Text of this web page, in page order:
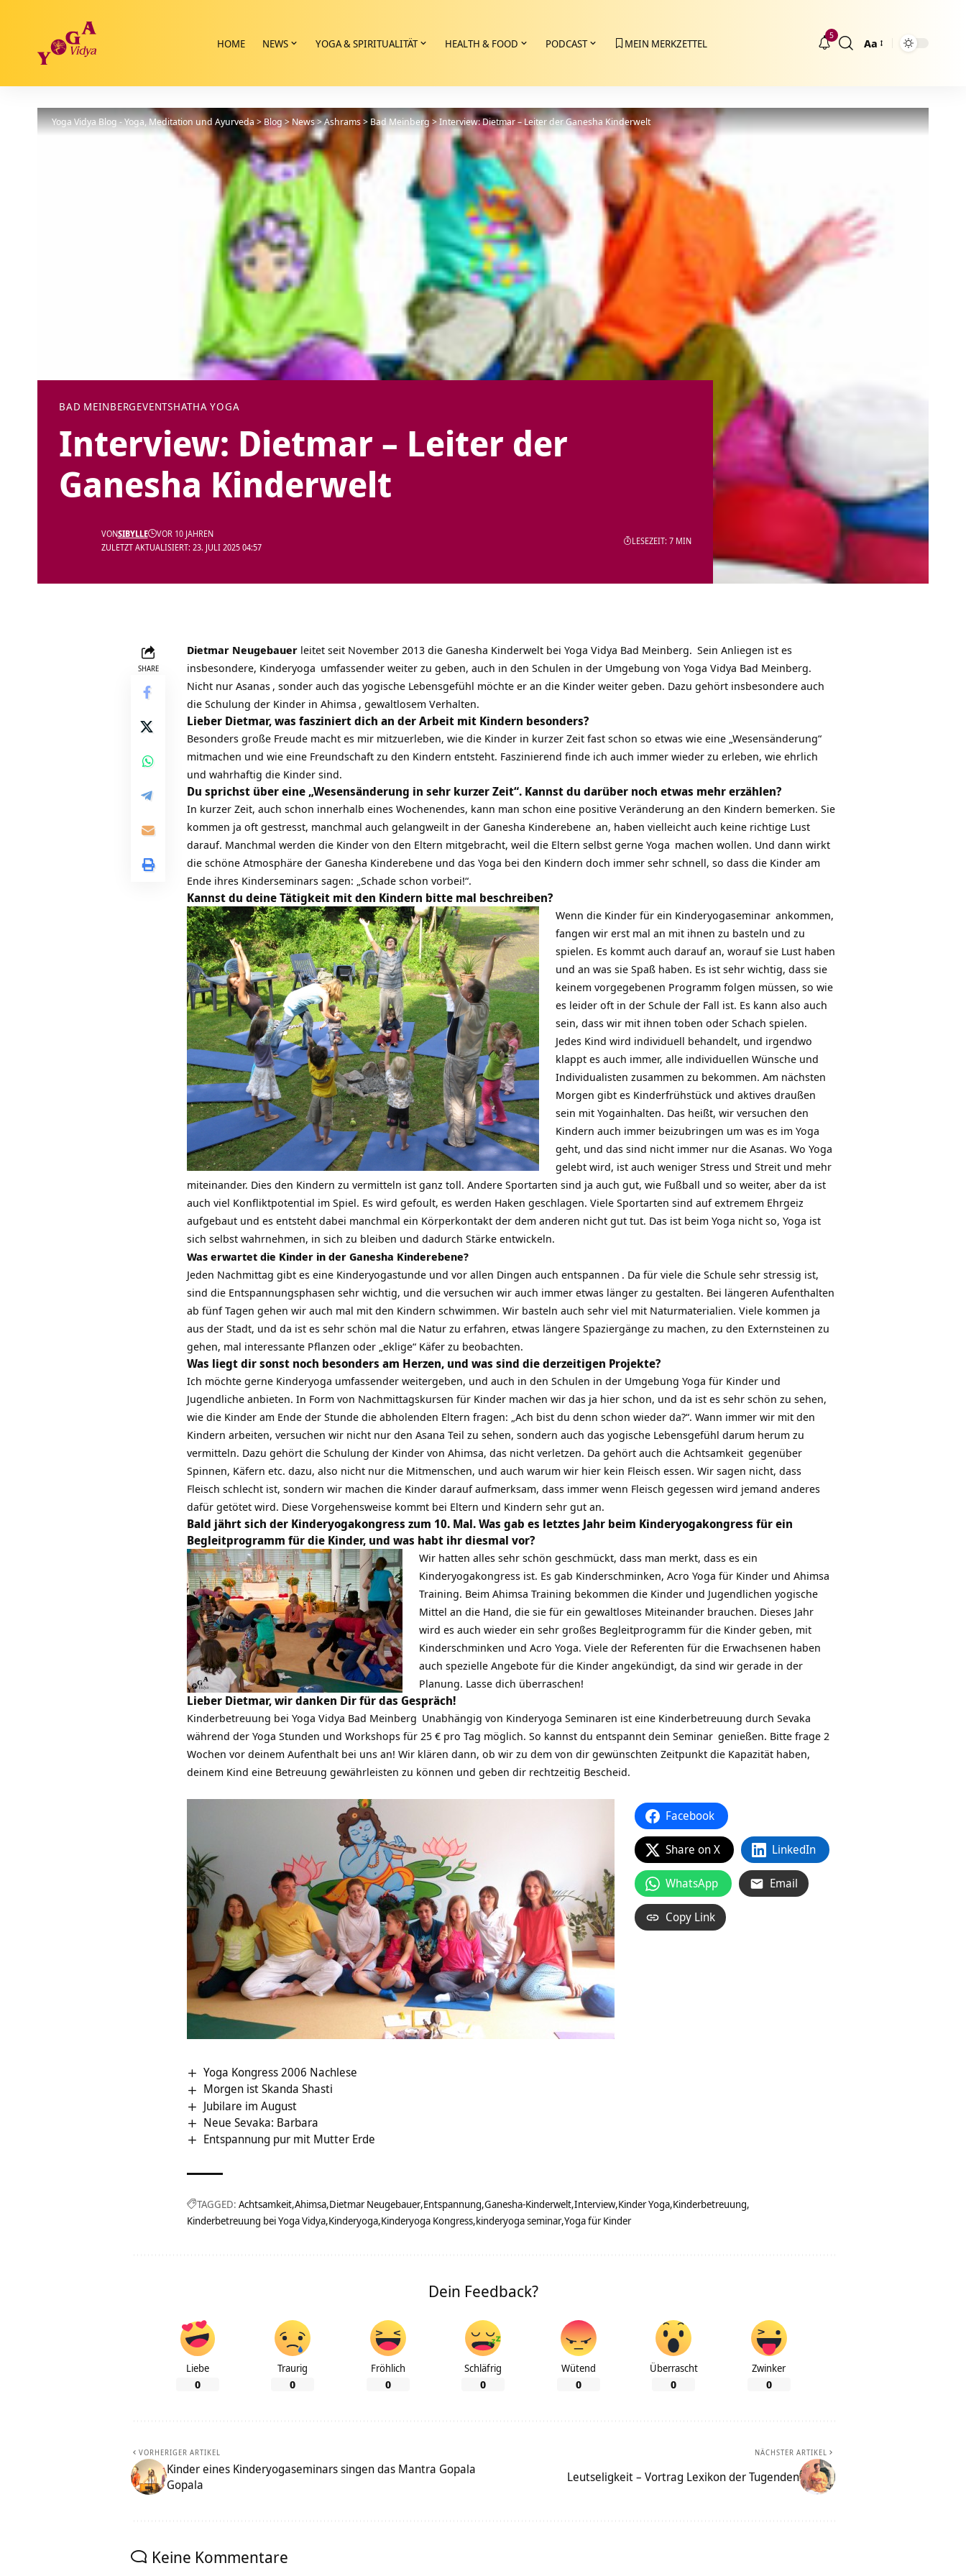
HOME NEWS YOGA & SPIRITUALITÄT HEALTH & FOOD PODCAST MEIN MERKZETTEL
5
Größenänderung
Aa
Yoga Vidya Blog - Yoga, Meditation und Ayurveda > Blog> News>Ashrams> Bad Meinberg>Interview: Dietmar – Leiter der Ganesha Kinderwelt
BAD MEINBERGEVENTSHATHA YOGA
Interview: Dietmar – Leiter der
Ganesha Kinderwelt
ZULETZT AKTUALISIERT: 23. JULI 2025 04:57
VONSIBYLLE VOR 10 JAHREN
LESEZEIT: 7 MIN
SHARE
Dietmar Neugebauer leitet seit November 2013 die Ganesha Kinderwelt bei Yoga Vidya Bad Meinberg. Sein Anliegen ist es
insbesondere, Kinderyoga umfassender weiter zu geben, auch in den Schulen in der Umgebung von Yoga Vidya Bad Meinberg.
Nicht nur Asanas , sonder auch das yogische Lebensgefühl möchte er an die Kinder weiter geben. Dazu gehört insbesondere auch
die Schulung der Kinder in Ahimsa , gewaltlosem Verhalten.
Lieber Dietmar, was fasziniert dich an der Arbeit mit Kindern besonders?
Besonders große Freude macht es mir mitzuerleben, wie die Kinder in kurzer Zeit fast schon so etwas wie eine „Wesensänderung“
mitmachen und wie eine Freundschaft zu den Kindern entsteht. Faszinierend finde ich auch immer wieder zu erleben, wie ehrlich
und wahrhaftig die Kinder sind.
Du sprichst über eine „Wesensänderung in sehr kurzer Zeit“. Kannst du darüber noch etwas mehr erzählen?
In kurzer Zeit, auch schon innerhalb eines Wochenendes, kann man schon eine positive Veränderung an den Kindern bemerken. Sie
kommen ja oft gestresst, manchmal auch gelangweilt in der Ganesha Kinderebene an, haben vielleicht auch keine richtige Lust
darauf. Manchmal werden die Kinder von den Eltern mitgebracht, weil die Eltern selbst gerne Yoga machen wollen. Und dann wirkt
die schöne Atmosphäre der Ganesha Kinderebene und das Yoga bei den Kindern doch immer sehr schnell, so dass die Kinder am
Ende ihres Kinderseminars sagen: „Schade schon vorbei!“.
Kannst du deine Tätigkeit mit den Kindern bitte mal beschreiben?
Wenn die Kinder für ein Kinderyogaseminar ankommen,
fangen wir erst mal an mit ihnen zu basteln und zu
spielen. Es kommt auch darauf an, worauf sie Lust haben
und an was sie Spaß haben. Es ist sehr wichtig, dass sie
keinem vorgegebenen Programm folgen müssen, so wie
es leider oft in der Schule der Fall ist. Es kann also auch
sein, dass wir mit ihnen toben oder Schach spielen.
Jedes Kind wird individuell behandelt, und irgendwo
klappt es auch immer, alle individuellen Wünsche und
Individualisten zusammen zu bekommen. Am nächsten
Morgen gibt es Kinderfrühstück und aktives draußen
sein mit Yogainhalten. Das heißt, wir versuchen den
Kindern auch immer beizubringen um was es im Yoga
geht, und das sind nicht immer nur die Asanas. Wo Yoga
gelebt wird, ist auch weniger Stress und Streit und mehr
miteinander. Dies den Kindern zu vermitteln ist ganz toll. Andere Sportarten sind ja auch gut, wie Fußball und so weiter, aber da ist
auch viel Konfliktpotential im Spiel. Es wird gefoult, es werden Haken geschlagen. Viele Sportarten sind auf extremem Ehrgeiz
aufgebaut und es entsteht dabei manchmal ein Körperkontakt der dem anderen nicht gut tut. Das ist beim Yoga nicht so, Yoga ist
sich selbst wahrnehmen, in sich zu bleiben und dadurch Stärke entwickeln.
Was erwartet die Kinder in der Ganesha Kinderebene?
Jeden Nachmittag gibt es eine Kinderyogastunde und vor allen Dingen auch entspannen . Da für viele die Schule sehr stressig ist,
sind die Entspannungsphasen sehr wichtig, und die versuchen wir auch immer etwas länger zu gestalten. Bei längeren Aufenthalten
ab fünf Tagen gehen wir auch mal mit den Kindern schwimmen. Wir basteln auch sehr viel mit Naturmaterialien. Viele kommen ja
aus der Stadt, und da ist es sehr schön mal die Natur zu erfahren, etwas längere Spaziergänge zu machen, zu den Externsteinen zu
gehen, mal interessante Pflanzen oder „eklige“ Käfer zu beobachten.
Was liegt dir sonst noch besonders am Herzen, und was sind die derzeitigen Projekte?
Ich möchte gerne Kinderyoga umfassender weitergeben, und auch in den Schulen in der Umgebung Yoga für Kinder und
Jugendliche anbieten. In Form von Nachmittagskursen für Kinder machen wir das ja hier schon, und da ist es sehr schön zu sehen,
wie die Kinder am Ende der Stunde die abholenden Eltern fragen: „Ach bist du denn schon wieder da?“. Wann immer wir mit den
Kindern arbeiten, versuchen wir nicht nur den Asana Teil zu sehen, sondern auch das yogische Lebensgefühl darum herum zu
vermitteln. Dazu gehört die Schulung der Kinder von Ahimsa, das nicht verletzen. Da gehört auch die Achtsamkeit gegenüber
Spinnen, Käfern etc. dazu, also nicht nur die Mitmenschen, und auch warum wir hier kein Fleisch essen. Wir sagen nicht, dass
Fleisch schlecht ist, sondern wir machen die Kinder darauf aufmerksam, dass immer wenn Fleisch gegessen wird jemand anderes
dafür getötet wird. Diese Vorgehensweise kommt bei Eltern und Kindern sehr gut an.
Bald jährt sich der Kinderyogakongress zum 10. Mal. Was gab es letztes Jahr beim Kinderyogakongress für ein
Begleitprogramm für die Kinder, und was habt ihr diesmal vor?
Wir hatten alles sehr schön geschmückt, dass man merkt, dass es ein
Kinderyogakongress ist. Es gab Kinderschminken, Acro Yoga für Kinder und Ahimsa
Training. Beim Ahimsa Training bekommen die Kinder und Jugendlichen yogische
Mittel an die Hand, die sie für ein gewaltloses Miteinander brauchen. Dieses Jahr
wird es auch wieder ein sehr großes Begleitprogramm für die Kinder geben, mit
Kinderschminken und Acro Yoga. Viele der Referenten für die Erwachsenen haben
auch spezielle Angebote für die Kinder angekündigt, da sind wir gerade in der
Planung. Lasse dich überraschen!
Lieber Dietmar, wir danken Dir für das Gespräch!
Kinderbetreuung bei Yoga Vidya Bad Meinberg Unabhängig von Kinderyoga Seminaren ist eine Kinderbetreuung durch Sevaka
während der Yoga Stunden und Workshops für 25 € pro Tag möglich. So kannst du entspannt dein Seminar genießen. Bitte frage 2
Wochen vor deinem Aufenthalt bei uns an! Wir klären dann, ob wir zu dem von dir gewünschten Zeitpunkt die Kapazität haben,
deinem Kind eine Betreuung gewährleisten zu können und geben dir rechtzeitig Bescheid.
Facebook
Share on X LinkedIn
WhatsApp Email
Copy Link
Yoga Kongress 2006 Nachlese
Morgen ist Skanda Shasti
Jubilare im August
Neue Sevaka: Barbara
Entspannung pur mit Mutter Erde
TAGGED: Achtsamkeit Ahimsa Dietmar Neugebauer Entspannung Ganesha-Kinderwelt Interview Kinder Yoga Kinderbetreuung
Kinderbetreuung bei Yoga Vidya Kinderyoga Kinderyoga Kongress kinderyoga seminar Yoga für Kinder
Dein Feedback?
Liebe
0
Traurig
0
Fröhlich
0
Schläfrig
0
Wütend
0
Überrascht
0
Zwinker
0
VORHERIGER ARTIKEL
Kinder eines Kinderyogaseminars singen das Mantra Gopala
Gopala
NÄCHSTER ARTIKEL
Leutseligkeit – Vortrag Lexikon der Tugenden
Keine Kommentare